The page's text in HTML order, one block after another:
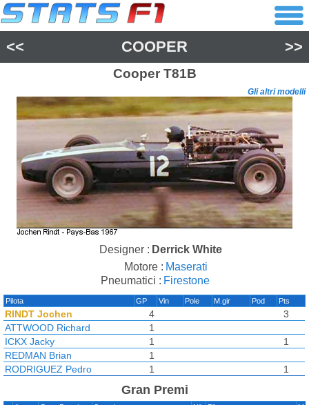
<< COOPER >>
CooperT81B
Gli altri modelli
Designer : Derrick White
Motore : Maserati
Pneumatici : Firestone
Pilota GP Vin Pole M.gir Pod Pts
RINDT Jochen 4
3
ATTWOOD Richard
1
ICKX Jacky
1
1
REDMAN Brian
1
RODRIGUEZ Pedro
1 1
Gran Premi